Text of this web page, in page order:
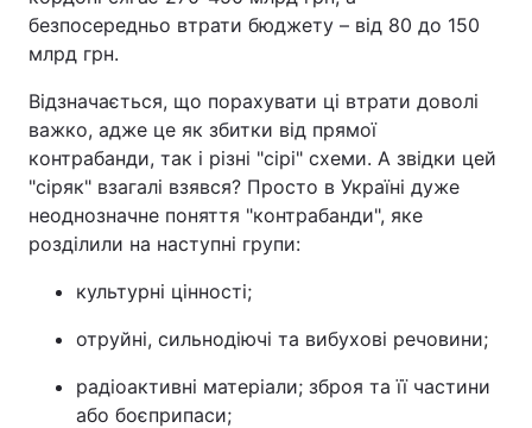
безпосередньо втрати бюджету – від 80 до 150
млрд грн.
Відзначається, що порахувати ці втрати доволі
важко, адже це як збитки від прямої
контрабанди, так і різні "сірі" схеми. А звідки цей
"сіряк" взагалі взявся? Просто в Україні дуже
неоднозначне поняття "контрабанди", яке
розділили на наступні групи:
культурні цінності;
отруйні, сильнодіючі та вибухові речовини;
радіоактивні матеріали; зброя та її частини
або боєприпаси;